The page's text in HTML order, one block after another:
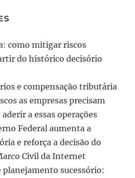
como mitigar riscos
do histórico decisório
e compensação tributária
as empresas precisam
a essas operações
Federal aumenta a
e reforça a decisão do
Civil da Internet
planejamento sucessório: